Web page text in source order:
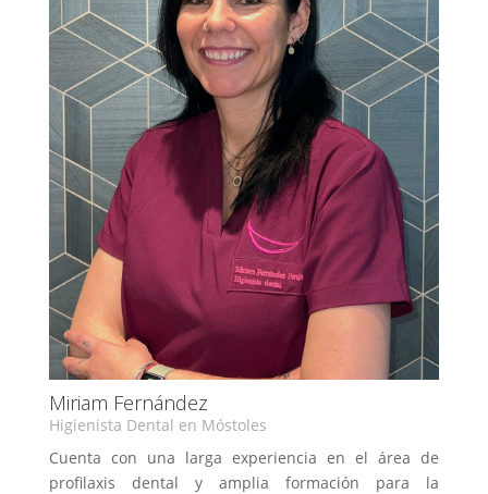
Miriam Fernández
Higienista Dental en Móstoles
Cuenta con una larga experiencia en el área de
profilaxis dental y amplia formación para la